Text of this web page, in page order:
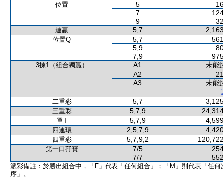
位置 5
7
9
連贏 5,7
位置Q 5,7
5,9
7,9
3揀1（組合獨贏） A1
未能
A2
A3
未能
二重彩
5,7
三重彩 5,7,9
單T 5,7,9
四連環 2,5,7,9
四重彩 5,7,9,2
第一口孖寶 7/5
7/7
派彩備註：於勝出組合中，「F」代表「任何組合」；「M」則代表「任何
序」。